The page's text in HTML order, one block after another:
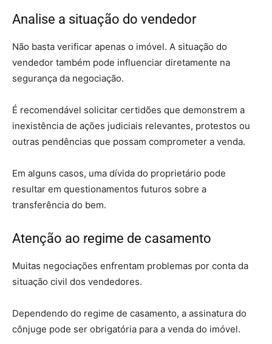
Analise a situação do vendedor
Não basta verificar apenas o imóvel. A situação do
vendedor também pode influenciar diretamente na
segurança da negociação.
É recomendável solicitar certidões que demonstrem a
inexistência de ações judiciais relevantes, protestos ou
outras pendências que possam comprometer a venda.
Em alguns casos, uma dívida do proprietário pode
resultar em questionamentos futuros sobre a
transferência do bem.
Atenção ao regime de casamento
Muitas negociações enfrentam problemas por conta da
situação civil dos vendedores.
Dependendo do regime de casamento, a assinatura do
cônjuge pode ser obrigatória para a venda do imóvel.